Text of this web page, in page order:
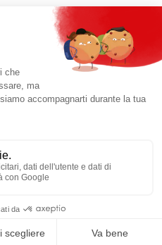
Politica sulla privacy